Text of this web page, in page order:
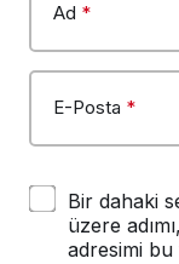
Ad *
E-Posta *
Bir dahaki
üzere
adresimi bu